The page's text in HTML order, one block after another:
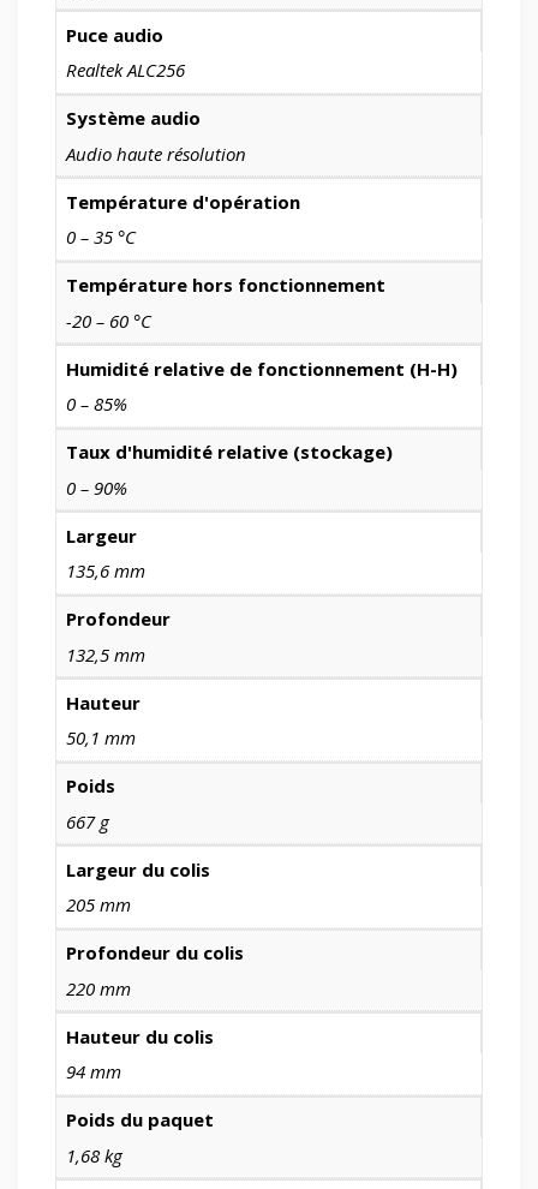
Puce audio
Realtek ALC256
Système audio
Audio haute résolution
Température d'opération
0 – 35 °C
Température hors fonctionnement
-20 – 60 °C
Humidité relative de fonctionnement (H-H)
0 – 85%
Taux d'humidité relative (stockage)
0 – 90%
Largeur
135,6 mm
Profondeur
132,5 mm
Hauteur
50,1 mm
Poids
667 g
Largeur du colis
205 mm
Profondeur du colis
220 mm
Hauteur du colis
94 mm
Poids du paquet
1,68 kg